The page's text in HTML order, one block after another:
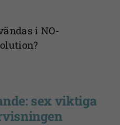
i NO-
sex viktiga